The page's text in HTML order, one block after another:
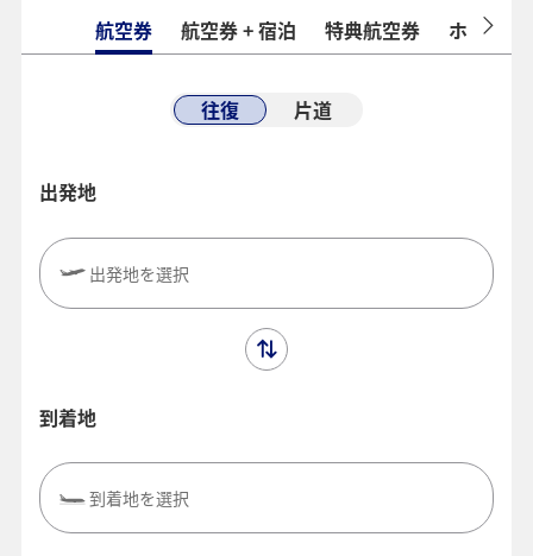
航空券 航空券 + 宿泊 特典航空券 ホテル
往復 片道
出発地
出発地を選択
到着地
到着地を選択